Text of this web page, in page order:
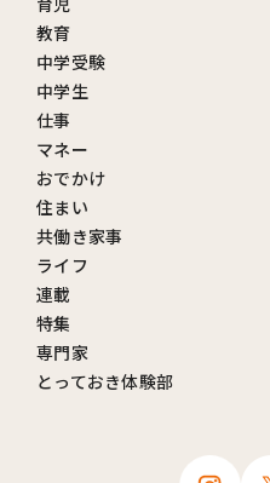
教育
中学受験
中学生
仕事
マネー
おでかけ
住まい
共働き家事
ライフ
連載
特集
専門家
とっておき体験部